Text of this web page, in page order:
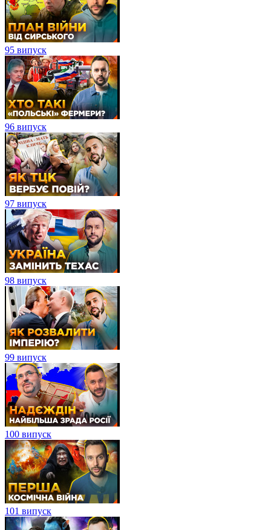
95 випуск
96 випуск
97 випуск
98 випуск
99 випуск
100 випуск
101 випуск